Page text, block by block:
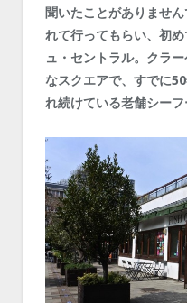
聞いたことがありませ
れて行ってもらい、初
ュ・セントラル。クラ
なスクエアで、すでに
れ続けている老舗シーフ